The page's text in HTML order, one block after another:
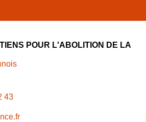
POUR L'ABOLITION DE LA
43